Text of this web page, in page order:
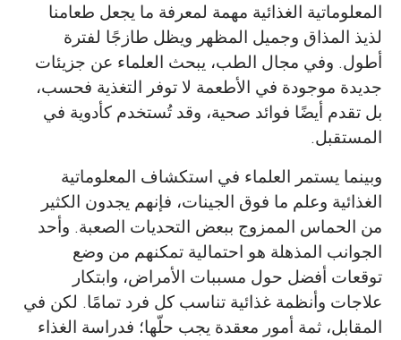
المعلوماتية الغذائية مهمة لمعرفة ما يجعل طعامنا
لذيذ المذاق وجميل المظهر ويظل طازجًا لفترة
أطول. وفي مجال الطب، يبحث العلماء عن جزيئات
جديدة موجودة في الأطعمة لا توفر التغذية فحسب،
بل تقدم أيضًا فوائد صحية، وقد تُستخدم كأدوية في
المستقبل.
وبينما يستمر العلماء في استكشاف المعلوماتية
الغذائية وعلم ما فوق الجينات، فإنهم يجدون الكثير
من الحماس الممزوج ببعض التحديات الصعبة. وأحد
الجوانب المذهلة هو احتمالية تمكنهم من وضع
توقعات أفضل حول مسببات الأمراض، وابتكار
علاجات وأنظمة غذائية تناسب كل فرد تمامًا. لكن في
المقابل، ثمة أمور معقدة يجب حلّها؛ فدراسة الغذاء